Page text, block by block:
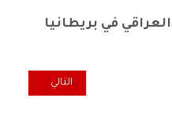
في بريطانيا
وداعا المقال التالي:
التالي